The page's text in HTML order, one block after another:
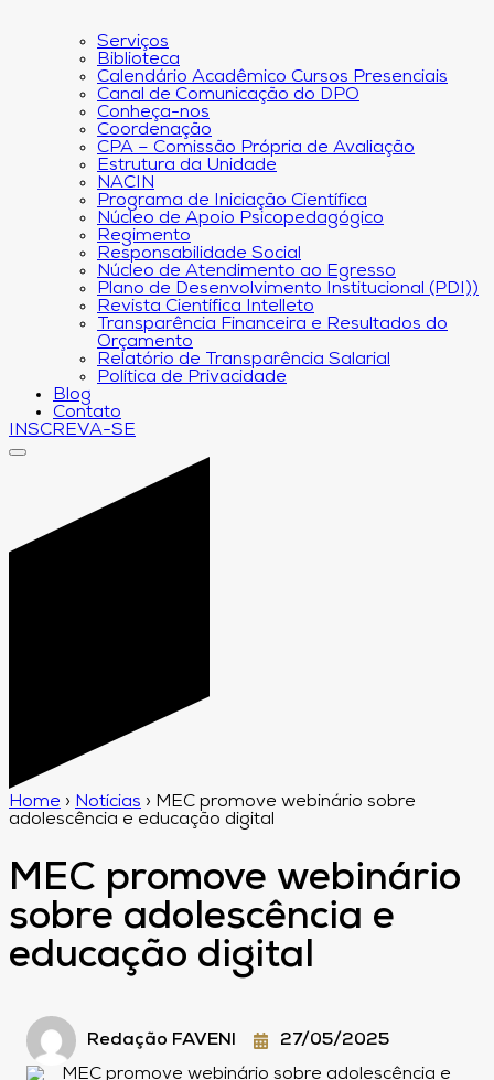
Serviços
Biblioteca
Calendário Acadêmico Cursos Presenciais
Canal de Comunicação do DPO
Conheça-nos
Coordenação
CPA – Comissão Própria de Avaliação
Estrutura da Unidade
NACIN
Programa de Iniciação Científica
Núcleo de Apoio Psicopedagógico
Regimento
Responsabilidade Social
Núcleo de Atendimento ao Egresso
Plano de Desenvolvimento Institucional (PDI))
Revista Científica Intelleto
Transparência Financeira e Resultados do
Orçamento
Relatório de Transparência Salarial
Política de Privacidade
Blog
Contato
INSCREVA-SE
Home › Notícias › MEC promove webinário sobre
adolescência e educação digital
MEC promove webinário
sobre adolescência e
educação digital
Redação FAVENI 27/05/2025